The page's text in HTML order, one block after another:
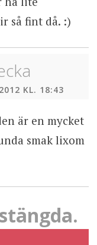
så fint då. :)
KL. 18:43
är en mycket
smak lixom